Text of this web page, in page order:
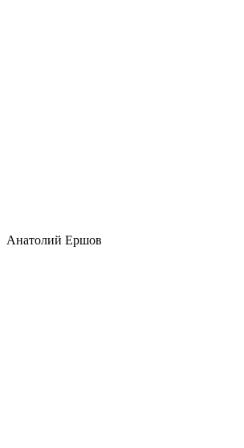
Анатолий Ершов